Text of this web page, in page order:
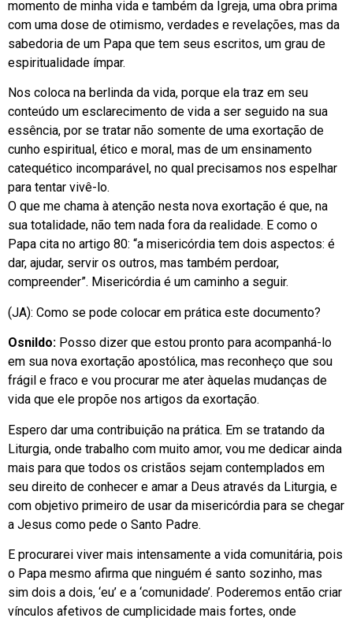
momento de minha vida e também da Igreja, uma obra prima
com uma dose de otimismo, verdades e revelações, mas da
sabedoria de um Papa que tem seus escritos, um grau de
espiritualidade ímpar.
Nos coloca na berlinda da vida, porque ela traz em seu
conteúdo um esclarecimento de vida a ser seguido na sua
essência, por se tratar não somente de uma exortação de
cunho espiritual, ético e moral, mas de um ensinamento
catequético incomparável, no qual precisamos nos espelhar
para tentar vivê-lo.
O que me chama à atenção nesta nova exortação é que, na
sua totalidade, não tem nada fora da realidade. E como o
Papa cita no artigo 80: “a misericórdia tem dois aspectos: é
dar, ajudar, servir os outros, mas também perdoar,
compreender”. Misericórdia é um caminho a seguir.
(JA): Como se pode colocar em prática este documento?
Osnildo: Posso dizer que estou pronto para acompanhá-lo
em sua nova exortação apostólica, mas reconheço que sou
frágil e fraco e vou procurar me ater àquelas mudanças de
vida que ele propõe nos artigos da exortação.
Espero dar uma contribuição na prática. Em se tratando da
Liturgia, onde trabalho com muito amor, vou me dedicar ainda
mais para que todos os cristãos sejam contemplados em
seu direito de conhecer e amar a Deus através da Liturgia, e
com objetivo primeiro de usar da misericórdia para se chegar
a Jesus como pede o Santo Padre.
E procurarei viver mais intensamente a vida comunitária, pois
o Papa mesmo afirma que ninguém é santo sozinho, mas
sim dois a dois, ‘eu’ e a ‘comunidade’. Poderemos então criar
vínculos afetivos de cumplicidade mais fortes, onde